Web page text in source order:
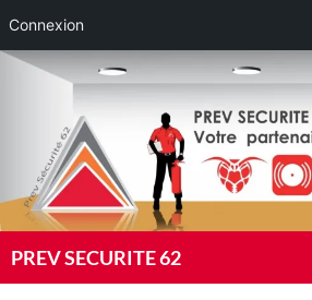
Connexion
Aller
PREV SECURITE 62